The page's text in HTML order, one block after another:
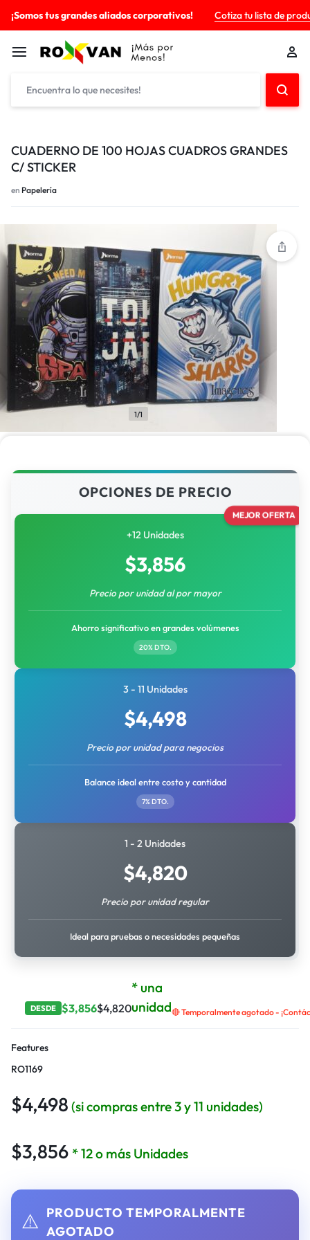
¡Somos tus grandes aliados corporativos! Cotiza tu lista de
CUADERNO DE 100 HOJAS CUADROS GRANDES
C/ STICKER
en Papelería
1/1
OPCIONES DE PRECIO
MEJOR OFERTA
+12 Unidades
$3,856
Precio por unidad al por mayor
Ahorro significativo en grandes volúmenes
20% DTO.
3 - 11 Unidades
$4,498
Precio por unidad para negocios
Balance ideal entre costo y cantidad
7% DTO.
1 - 2 Unidades
$4,820
Precio por unidad regular
Ideal para pruebas o necesidades pequeñas
DESDE $3,856$4,820
* una
unidad🔴 Temporalmente agotado -
Features
RO1169
$4,498 (si compras entre 3 y 11 unidades)
$3,856 * 12 o más Unidades
⚠️
PRODUCTO TEMPORALMENTE
AGOTADO